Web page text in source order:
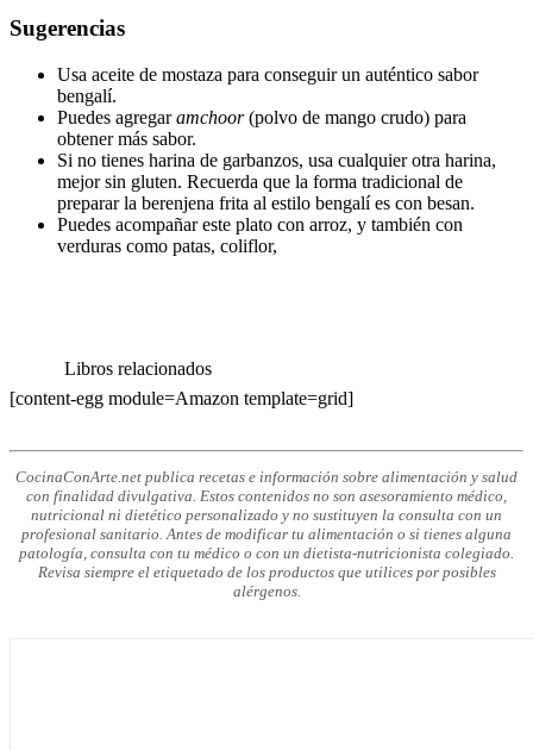
Sugerencias
Usa aceite de mostaza para conseguir un auténtico sabor
bengalí.
Puedes agregaramchoor(polvo de mango crudo) para
obtener más sabor.
Si no tienes harina de garbanzos, usa cualquier otra harina,
mejor sin gluten. Recuerda que la forma tradicional de
preparar la berenjena frita al estilo bengalí es con besan.
Puedes acompañar este plato con arroz, y también con
verduras como patas, coliflor,
Libros relacionados
[content-egg module=Amazon template=grid]
CocinaConArte.net publica recetas e información sobre alimentación y salud
con finalidad divulgativa. Estos contenidos no son asesoramiento médico,
nutricional ni dietético personalizado y no sustituyen la consulta con un
profesional sanitario. Antes de modificar tu alimentación o si tienes alguna
patología, consulta con tu médico o con un dietista-nutricionista colegiado.
Revisa siempre el etiquetado de los productos que utilices por posibles
alérgenos.